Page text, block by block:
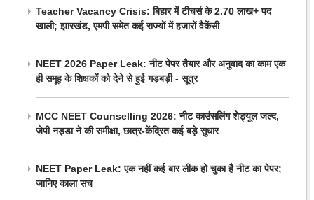
Teacher Vacancy Crisis: बिहार में टीचर्स के 2.70 लाख+ पद
खाली; झारखंड, एमपी समेत कई राज्यों में हजारों वैकेंसी
NEET 2026 Paper Leak: नीट पेपर तैयार और अनुवाद का काम एक
ही समूह के शिक्षकों को देने से हुई गड़बड़ी - सूत्र
MCC NEET Counselling 2026: नीट काउंसलिंग शेड्यूल जल्द,
जेपी नड्डा ने की समीक्षा, छात्र-केंद्रित कई बड़े सुधार
NEET Paper Leak: एक नहीं कई बार लीक हो चुका है नीट का पेपर;
जानिए काला सच